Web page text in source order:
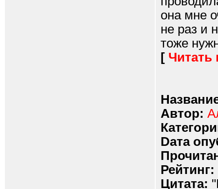
она мне
не раз и
тоже
[ Читать
Автор:
Dата
Рейтинг:
Цитата: